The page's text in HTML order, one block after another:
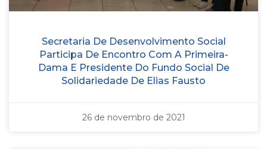
Secretaria De Desenvolvimento Social
Participa De Encontro Com A Primeira-
Dama E Presidente Do Fundo Social De
Solidariedade De Elias Fausto
26 de novembro de 2021